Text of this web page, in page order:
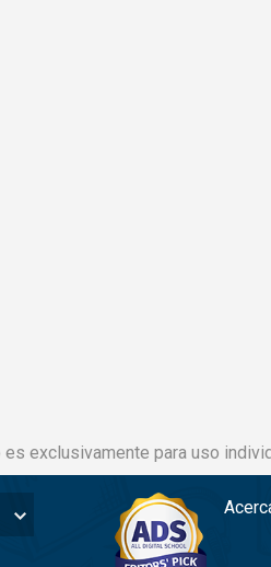
exclusivamente para uso